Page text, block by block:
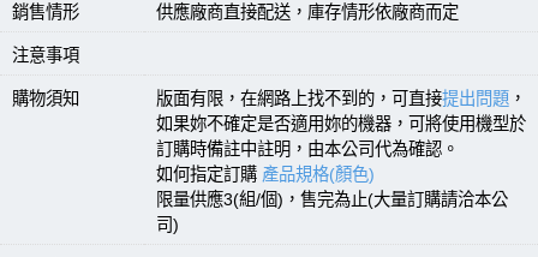
銷售情形 供應廠商直接配送，庫存情形依廠商而定
注意事項
購物須知 版面有限，在網路上找不到的，可直接提出問題 ，
如果妳不確定是否適用妳的機器，可將使用機型於
訂購時備註中註明，由本公司代為確認。
如何指定訂購 產品規格(顏色)
限量供應3(組/個)，售完為止(大量訂購請洽本公
司)